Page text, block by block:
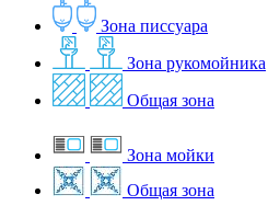
Зона писсуара
Зона рукомойника
Общая зона
Зона мойки
Общая зона